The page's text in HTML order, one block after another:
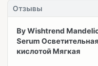
Отзывы
By Wishtrend
Serum
кислотой Мягкая